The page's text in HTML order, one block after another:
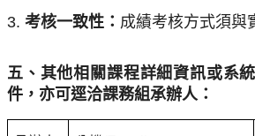
3. 考核一致性： 成績考核方式須與
五、其他相關課程詳細資訊或系
件， 亦可逕洽課務組承辦人：